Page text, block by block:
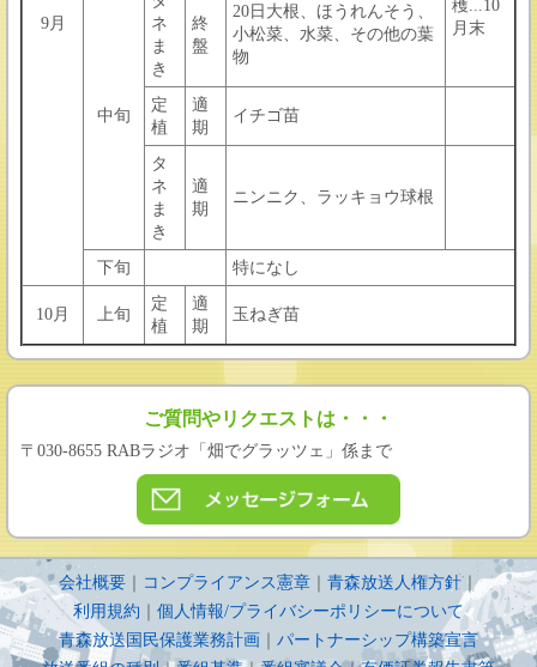
9月
穫...10
月末
中旬
ネ
ま
き
終
盤
20日大根、ほうれんそう、
小松菜、水菜、その他の葉
物
定
植
適
期
イチゴ苗
タ
ネ
ま
き
適
期
ニンニク、ラッキョウ球根
下旬 特になし
10月 上旬
定
植
適
期
玉ねぎ苗
ご質問やリクエストは・・・
〒030-8655 RABラジオ「畑でグラッツェ」係まで
会社概要 コンプライアンス憲章 青森放送人権方針｜
利用規約
個人情報/プライバシーポリシーについて
青森放送国民保護業務計画
パートナーシップ構築宣言